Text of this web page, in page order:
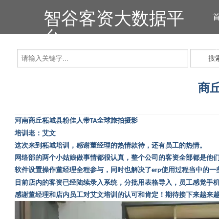
智谷客资大数据平
台
搜
商
河南商丘柘城县粉佳人带TA全球旅拍摄影
培训老：艾文
这次来到柘城培训，感谢董经理的热情款待，还有员工的热情。
网络部的两个小姑娘做事情都很认真，整个公司的客资全部都是他
软件设置操作董经理全程参与，同时也解决了erp使用过程当中的一
目前店内的客资已经陆续录入系统，分批用表格导入，员工感觉手
感谢董经理和店内员工对艾文培训的认可和肯定！期待接下来越来